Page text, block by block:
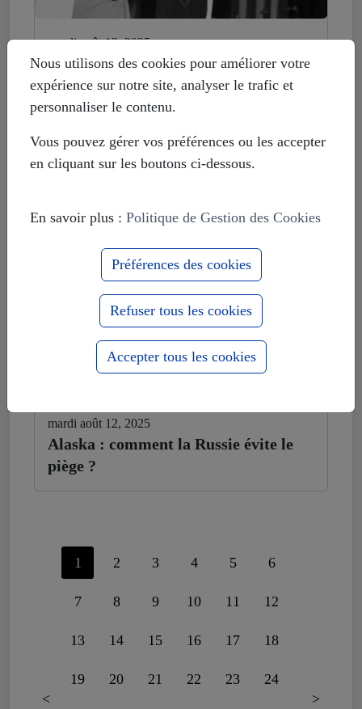
mardi août 12, 2025
Histoire déformée : les Européistes
veulent fonder leur unité sur la
russophobie
mardi août 12, 2025
Alaska : comment la Russie évite le
piège ?
<
1 2 3 4 5 6
7 8 9 10 11 12
13 14 15 16 17 18
19 20 21 22 23 24
>
Nous utilisons des cookies pour améliorer votre
expérience sur notre site, analyser le trafic et
personnaliser le contenu.
Vous pouvez gérer vos préférences ou les accepter
en cliquant sur les boutons ci-dessous.
En savoir plus : Politique de Gestion des Cookies
Préférences des cookies
Refuser tous les cookies
Accepter tous les cookies